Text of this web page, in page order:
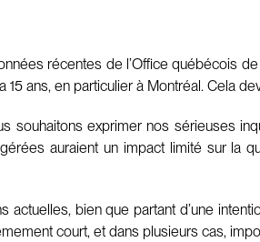
récentes de l’Office québécois
15 ans, en particulier à Montréal. Cela
souhaitons exprimer nos sérieuses
auraient un impact limité sur la
actuelles, bien que partant d’une
court, et dans plusieurs cas,